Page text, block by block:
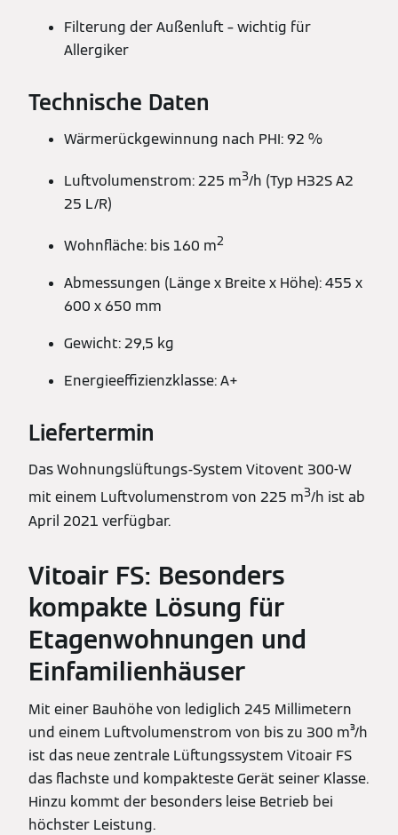
Filterung der Außenluft – wichtig für
Allergiker
Technische Daten
Wärmerückgewinnung nach PHI: 92 %
Luftvolumenstrom: 225 m3/h (Typ H32S A2
25 L/R)
Wohnfläche: bis 160 m2
Abmessungen (Länge x Breite x Höhe): 455 x
600 x 650 mm
Gewicht: 29,5 kg
Energieeffizienzklasse: A+
Liefertermin
Das Wohnungslüftungs-System Vitovent 300-W
mit einem Luftvolumenstrom von 225 m3/h ist ab
April 2021 verfügbar.
Vitoair FS: Besonders
kompakte Lösung für
Etagenwohnungen und
Einfamilienhäuser
Mit einer Bauhöhe von lediglich 245 Millimetern
und einem Luftvolumenstrom von bis zu 300 m³/h
ist das neue zentrale Lüftungssystem Vitoair FS
das flachste und kompakteste Gerät seiner Klasse.
Hinzu kommt der besonders leise Betrieb bei
höchster Leistung.